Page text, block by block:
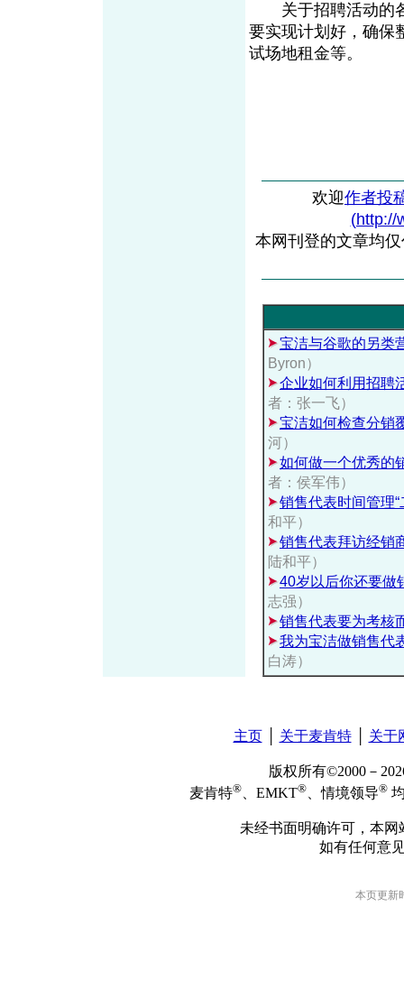
关于招聘活动的各
要实现计划好，确保
试场地租金等。
欢迎作者投
(http://
本网刊登的文章均
宝洁与谷歌的另类
Byron）
企业如何利用招聘
者：张一飞）
宝洁如何检查分销
河）
如何做一个优秀的
者：侯军伟）
销售代表时间管理“
和平）
销售代表拜访经销
陆和平）
40岁以后你还要做
志强）
销售代表要为考核
我为宝洁做销售代
白涛）
主页│ 关于麦肯特│ 关于
版权所有©2000－
麦肯特® 、EMKT® 、情境领导®
未经书面明确许可，本
如有任何意
本页更新